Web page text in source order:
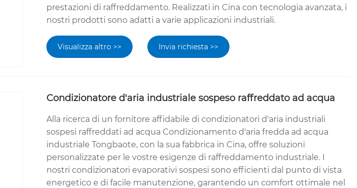
prestazioni di raffreddamento. Realizzati in Cina con tecnologia avanzata, i
nostri prodotti sono adatti a varie applicazioni industriali.
Visualizza altro >> Invia richiesta >>
Condizionatore d'aria industriale sospeso raffreddato ad acqua
Alla ricerca di un fornitore affidabile di condizionatori d'aria industriali
sospesi raffreddati ad acqua Condizionamento d'aria fredda ad acqua
industriale Tongbaote, con la sua fabbrica in Cina, offre soluzioni
personalizzate per le vostre esigenze di raffreddamento industriale. I
nostri condizionatori evaporativi sospesi sono efficienti dal punto di vista
energetico e di facile manutenzione, garantendo un comfort ottimale nel